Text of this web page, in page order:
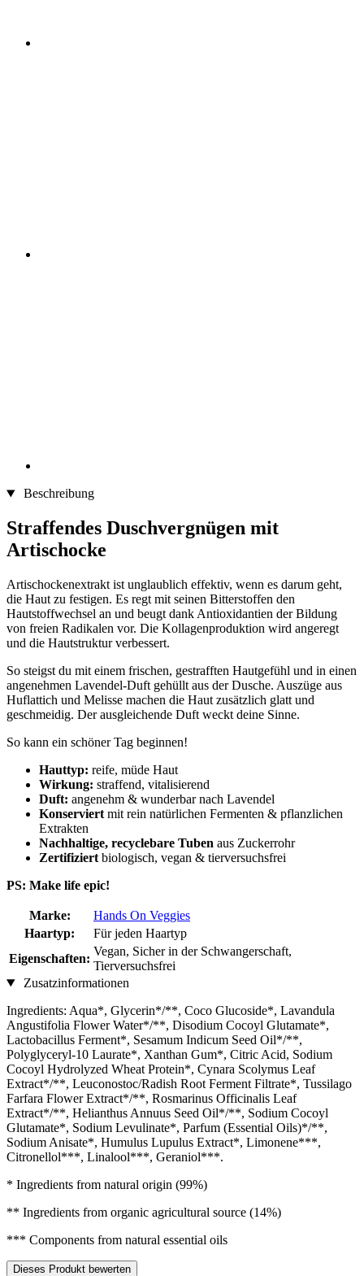
Beschreibung
Straffendes Duschvergnügen mit
Artischocke
Artischockenextrakt ist unglaublich effektiv, wenn es darum geht,
die Haut zu festigen. Es regt mit seinen Bitterstoffen den
Hautstoffwechsel an und beugt dank Antioxidantien der Bildung
von freien Radikalen vor. Die Kollagenproduktion wird angeregt
und die Hautstruktur verbessert.
So steigst du mit einem frischen, gestrafften Hautgefühl und in einen
angenehmen Lavendel-Duft gehüllt aus der Dusche. Auszüge aus
Huflattich und Melisse machen die Haut zusätzlich glatt und
geschmeidig. Der ausgleichende Duft weckt deine Sinne.
So kann ein schöner Tag beginnen!
Hauttyp: reife, müde Haut
Wirkung: straffend, vitalisierend
Duft: angenehm & wunderbar nach Lavendel
Konserviert mit rein natürlichen Fermenten & pflanzlichen
Extrakten
Nachhaltige, recyclebare Tuben aus Zuckerrohr
Zertifiziert biologisch, vegan & tierversuchsfrei
PS: Make life epic!
Marke:
Hands On Veggies
Haartyp:
Für jeden Haartyp
Eigenschaften:
Vegan, Sicher in der Schwangerschaft,
Tierversuchsfrei
Zusatzinformationen
Ingredients: Aqua*, Glycerin*/**, Coco Glucoside*, Lavandula
Angustifolia Flower Water*/**, Disodium Cocoyl Glutamate*,
Lactobacillus Ferment*, Sesamum Indicum Seed Oil*/**,
Polyglyceryl-10 Laurate*, Xanthan Gum*, Citric Acid, Sodium
Cocoyl Hydrolyzed Wheat Protein*, Cynara Scolymus Leaf
Extract*/**, Leuconostoc/Radish Root Ferment Filtrate*, Tussilago
Farfara Flower Extract*/**, Rosmarinus Officinalis Leaf
Extract*/**, Helianthus Annuus Seed Oil*/**, Sodium Cocoyl
Glutamate*, Sodium Levulinate*, Parfum (Essential Oils)*/**,
Sodium Anisate*, Humulus Lupulus Extract*, Limonene***,
Citronellol***, Linalool***, Geraniol***.
* Ingredients from natural origin (99%)
** Ingredients from organic agricultural source (14%)
*** Components from natural essential oils
Dieses Produkt bewerten